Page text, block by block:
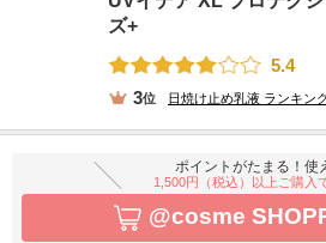
ズ+
5.4
3位 日焼け止め乳液 ランキン
ポイントがたまる！使
1,500円（税込）以上ご購入
@cosme